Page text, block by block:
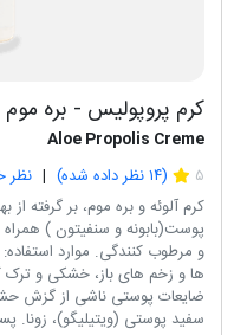
کرم پروپولیس - بره موم
Aloe Propolis Creme
۵
(۱۴نظر داده شده)
نظر
کرم آلوئه و بره موم، بر گرفته
و مرطوب کنندگی. موارد
ها و زخم های باز، خشکی و ترک
ضايعات پوستی ناشی از گزش
سفيد پوستی (ويتيليگو)، زونا.